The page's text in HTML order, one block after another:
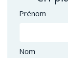
Prénom
Nom